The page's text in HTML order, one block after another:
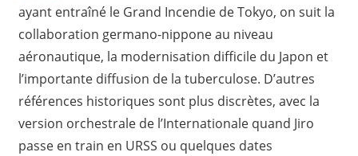
ayant entraîné le Grand Incendie de Tokyo, on suit la
collaboration germano-nippone au niveau
aéronautique, la modernisation difficile du Japon et
l’importante diffusion de la tuberculose. D’autres
références historiques sont plus discrètes, avec la
version orchestrale de l’Internationale quand Jiro
passe en train en URSS ou quelques dates